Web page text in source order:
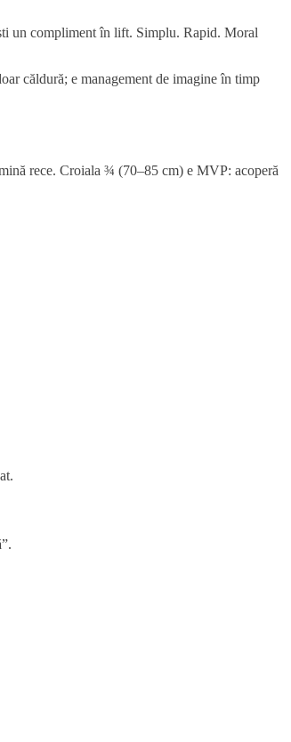
un compliment în lift. Simplu. Rapid. Moral
căldură; e management de imagine în timp
rece. Croiala ¾ (70–85 cm) e MVP: acoperă